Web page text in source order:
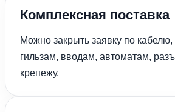
Комплексная поставка
Можно закрыть заявку по кабелю,
гильзам, вводам, автоматам,
крепежу.